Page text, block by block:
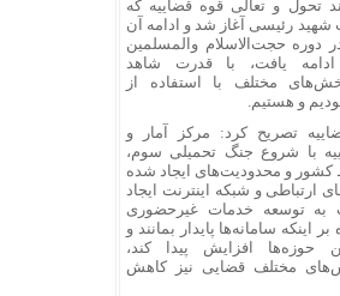
تحول و تعالی قوه قضاییه که
رئیسی آغاز شد و ادامه آن
دوره حجت‌الاسلام والمسلمین
یافت، با قدرت شاهد
مختلف با استفاده از
و هستیم.
تصریح کرد: مرکز آمار و
با شروع جنگ تحمیلی سوم،
کشور و محدودیت‌های ایجاد شده
ارتباطی و شبکه اینترنت ایجاد
به توسعه خدمات غیرحضوری
بر اینکه سامانه‌ها پایدار بمانند و
حوزه‌ها افزایش پیدا کند،
مختلف قضایی نیز کاهش